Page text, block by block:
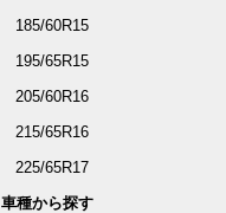
185/60R15
195/65R15
205/60R16
215/65R16
225/65R17
車種から探す